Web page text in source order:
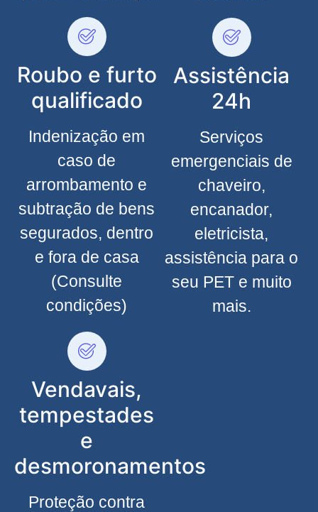
Roubo e furto
qualificado
Indenização em
caso de
arrombamento e
subtração de bens
segurados, dentro
e fora de casa
(Consulte
condições)
Vendavais,
tempestades
e
desmoronamentos
Proteção contra
Assistência
24h
Serviços
emergenciais de
chaveiro,
encanador,
eletricista,
assistência para o
seu PET e muito
mais.